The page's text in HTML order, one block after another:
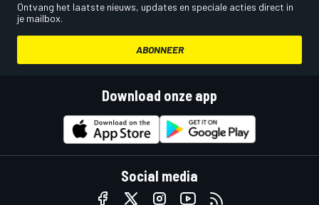
Ontvang het laatste nieuws, updates en speciale acties direct in
je mailbox.
ABONNEER
Download onze app
Social media